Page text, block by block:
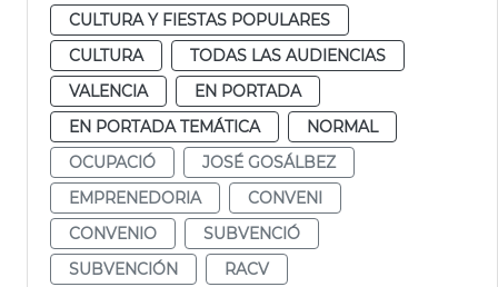
CULTURA Y FIESTAS POPULARES
CULTURA
TODAS LAS AUDIENCIAS
VALENCIA
EN PORTADA
EN PORTADA TEMÁTICA
NORMAL
OCUPACIÓ
JOSÉ GOSÁLBEZ
EMPRENEDORIA
CONVENI
CONVENIO
SUBVENCIÓ
SUBVENCIÓN
RACV